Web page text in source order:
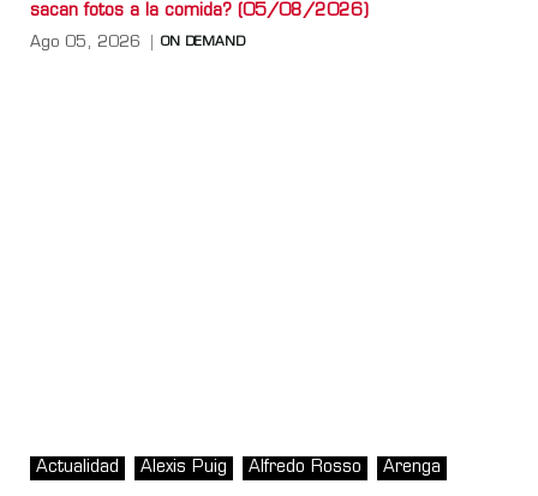
sacan fotos a la comida? (05/08/2026)
Ago 05, 2026 ON DEMAND
Actualidad Alexis Puig Alfredo Rosso Arenga